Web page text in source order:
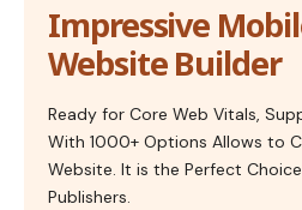
Impressive
Website Builder
Ready for Core Web Vitals,
With 1000+ Options Allows to
Website. It is the Perfect
Publishers.